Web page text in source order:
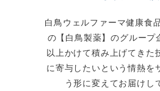
白鳥ウェルファーマ健康食
の【白鳥製薬】のグループ
以上かけて積み上げてきた
に寄与したいという情熱を
う形に変えてお届けし